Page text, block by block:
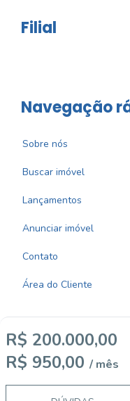
R$ 200.000,00
R$ 950,00 / mês
Filial
Navegação
Sobre nós
Buscar imóvel
Lançamentos
Anunciar imóvel
Contato
Área do Cliente
Selo de